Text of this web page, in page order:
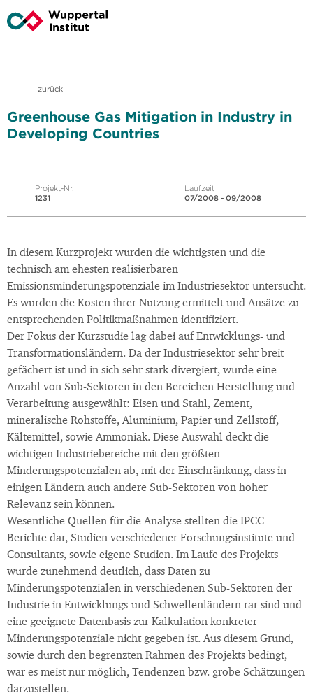
zurück
Greenhouse Gas Mitigation in Industry in
Developing Countries
Projekt-Nr.
1231
Laufzeit
07/2008 - 09/2008
In diesem Kurzprojekt wurden die wichtigsten und die
technisch am ehesten realisierbaren
Emissionsminderungspotenziale im Industriesektor untersucht.
Es wurden die Kosten ihrer Nutzung ermittelt und Ansätze zu
entsprechenden Politikmaßnahmen identifiziert.
Der Fokus der Kurzstudie lag dabei auf Entwicklungs- und
Transformationsländern. Da der Industriesektor sehr breit
gefächert ist und in sich sehr stark divergiert, wurde eine
Anzahl von Sub-Sektoren in den Bereichen Herstellung und
Verarbeitung ausgewählt: Eisen und Stahl, Zement,
mineralische Rohstoffe, Aluminium, Papier und Zellstoff,
Kältemittel, sowie Ammoniak. Diese Auswahl deckt die
wichtigen Industriebereiche mit den größten
Minderungspotenzialen ab, mit der Einschränkung, dass in
einigen Ländern auch andere Sub-Sektoren von hoher
Relevanz sein können.
Wesentliche Quellen für die Analyse stellten die IPCC-
Berichte dar, Studien verschiedener Forschungsinstitute und
Consultants, sowie eigene Studien. Im Laufe des Projekts
wurde zunehmend deutlich, dass Daten zu
Minderungspotenzialen in verschiedenen Sub-Sektoren der
Industrie in Entwicklungs-und Schwellenländern rar sind und
eine geeignete Datenbasis zur Kalkulation konkreter
Minderungspotenziale nicht gegeben ist. Aus diesem Grund,
sowie durch den begrenzten Rahmen des Projekts bedingt,
war es meist nur möglich, Tendenzen bzw. grobe Schätzungen
darzustellen.